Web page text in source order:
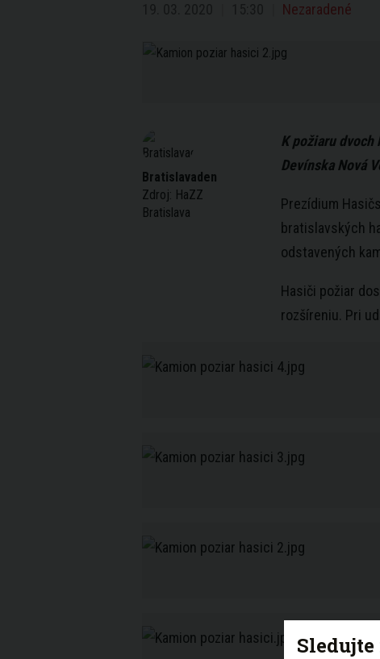
Nezaradené
Bratislavaden
Zdroj: HaZZ
Bratislava
K požiaru
Devínska Nová
Prezídium
bratislavských
odstavených
Hasiči požiar
rozšíreniu. Pri